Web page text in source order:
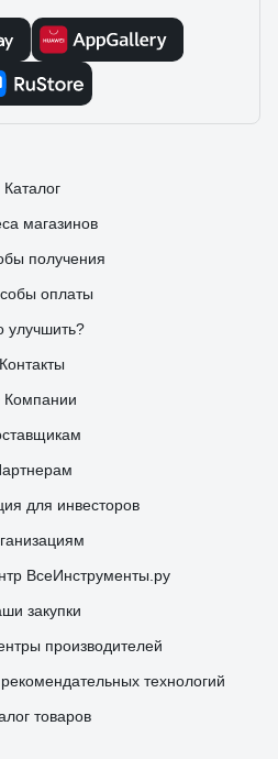
Каталог
магазинов
получения
оплаты
улучшить?
Контакты
для инвесторов
ВсеИнструменты.ру
закупки
производителей
технологий
товаров